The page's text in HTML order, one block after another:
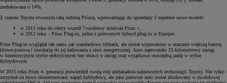
2
zredukowana o 14%.
Z czasem Toyota stworzyła całą rodzinę Priusa, wprowadzając do sprzedaży 2 zupełnie nowe modele:
w 2011 roku do oferty wszedł 7-osobowy minivan Prius +,
w 2012 roku – Prius Plug-in, jedna z pierwszych hybryd plug-in w Europie.
Prius Plug-in wyglądał tak samo jak standardowy liftback, ale został wyposażony w znacznie większą baterię
litowo-jonową i instalację do jej ładowania z sieci energetycznej. Auto zapewniało 25-kilometrowy zasięg
w bezemisyjnym trybie elektrycznym bez obawy o zasięg oraz wyjątkowo oszczędną jazdę w trybie
hybrydowym.
W 2015 roku Prius 4. generacji potwierdził swoją rolę ambasadora najnowszych technologii Toyoty. Nie tylko
otrzymał na nowo skonstruowany napęd hybrydowy, ale jako pierwsze auto został zbudowany w modułowej